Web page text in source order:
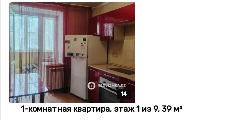
14
14
14
14
14
1-комнатная квартира, этаж 1 из 9, 39 м²